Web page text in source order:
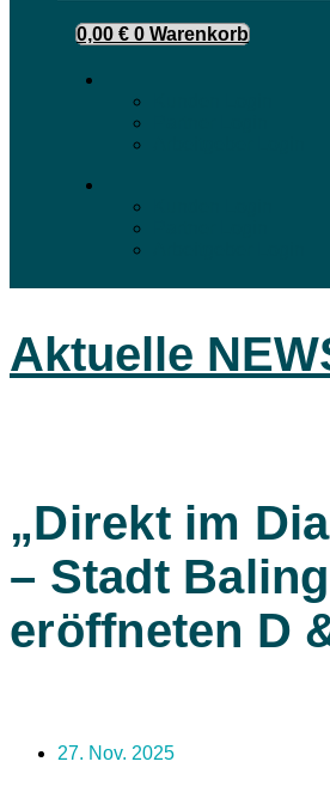
0,00 € 0 Warenkorb
Aktuelle
„Direkt im
– Stadt
eröffneten D
27. Nov. 2025